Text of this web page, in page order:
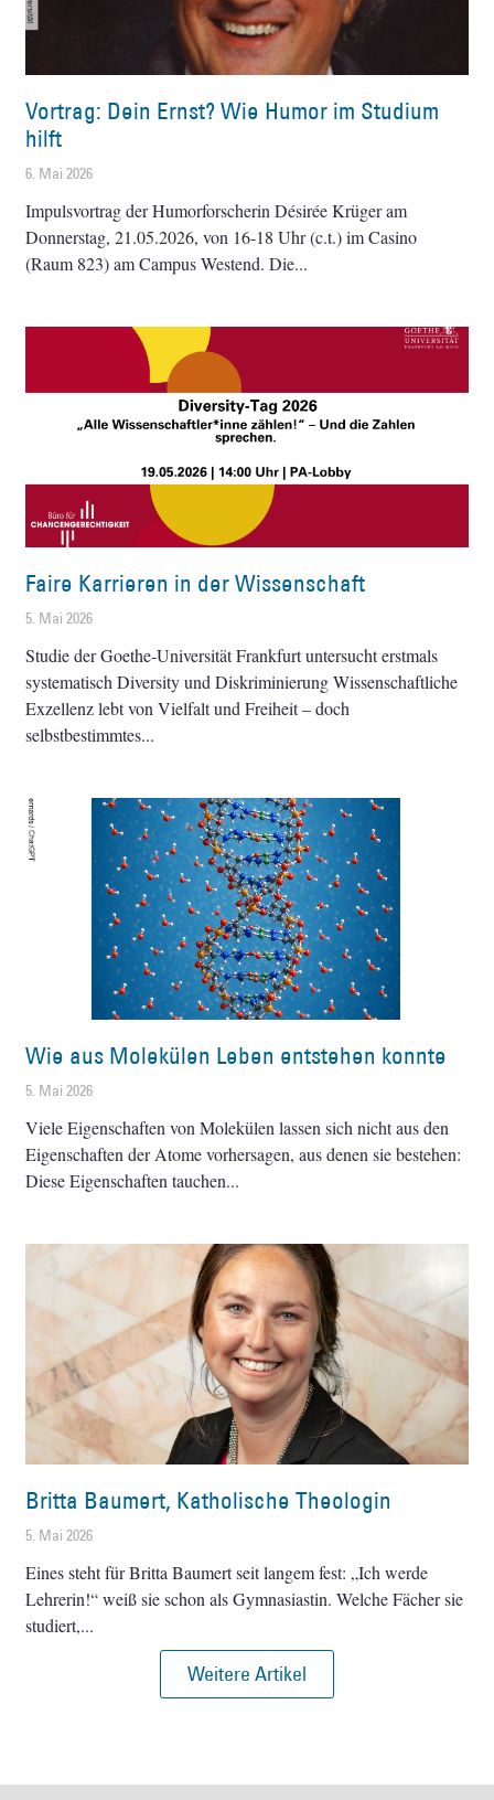
Vortrag: Dein Ernst? Wie Humor im Studium
hilft
6. Mai 2026
Impulsvortrag der Humorforscherin Désirée Krüger am
Donnerstag, 21.05.2026, von 16-18 Uhr (c.t.) im Casino
(Raum 823) am Campus Westend. Die
Faire Karrieren in der Wissenschaft
5. Mai 2026
Studie der Goethe-Universität Frankfurt untersucht erstmals
systematisch Diversity und Diskriminierung Wissenschaftliche
Exzellenz lebt von Vielfalt und Freiheit – doch
selbstbestimmtes
Wie aus Molekülen Leben entstehen konnte
5. Mai 2026
Viele Eigenschaften von Molekülen lassen sich nicht aus den
Eigenschaften der Atome vorhersagen, aus denen sie bestehen:
Diese Eigenschaften tauchen
Britta Baumert, Katholische Theologin
5. Mai 2026
Eines steht für Britta Baumert seit langem fest: „Ich werde
Lehrerin!“ weiß sie schon als Gymnasiastin. Welche Fächer sie
studiert,
Weitere Artikel